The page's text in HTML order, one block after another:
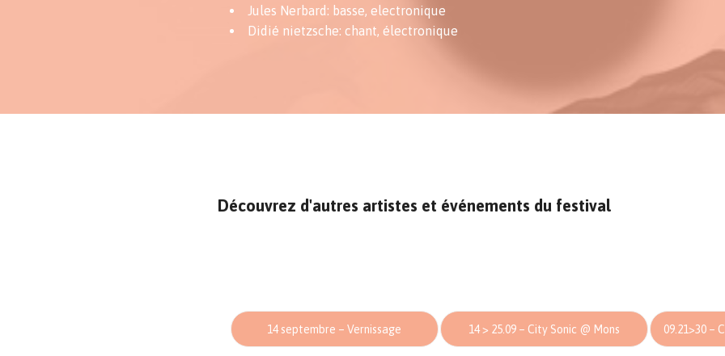
Jules Nerbard: basse, electronique
Didié nietzsche: chant, électronique
Découvrez d'autres artistes et événements du festival
14 septembre – Vernissage 14 > 25.09 – City Sonic @ Mons 09.21>30 –